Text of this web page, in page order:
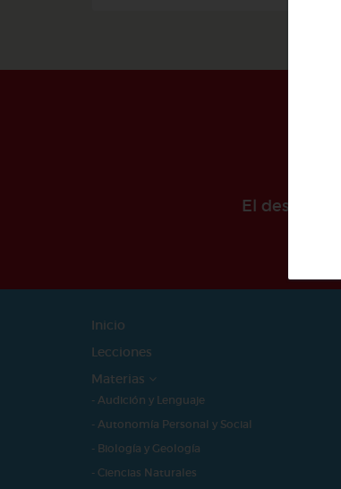
El
Inicio
Lecciones
Materias
- Audición y Lenguaje
- Autonomía Personal y Social
- Biología y Geología
- Ciencias Naturales